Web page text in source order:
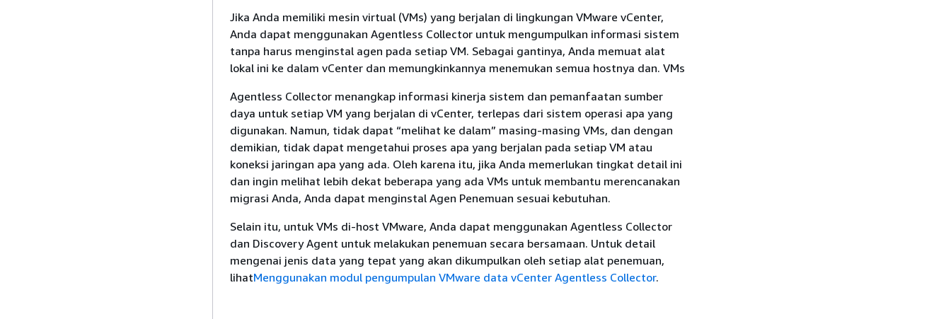
Jika Anda memiliki mesin virtual (VMs) yang berjalan di lingkungan VMware vCenter,
Anda dapat menggunakan Agentless Collector untuk mengumpulkan informasi sistem
tanpa harus menginstal agen pada setiap VM. Sebagai gantinya, Anda memuat alat
lokal ini ke dalam vCenter dan memungkinkannya menemukan semua hostnya dan. VMs
Agentless Collector menangkap informasi kinerja sistem dan pemanfaatan sumber
daya untuk setiap VM yang berjalan di vCenter, terlepas dari sistem operasi apa yang
digunakan. Namun, tidak dapat “melihat ke dalam” masing-masing VMs, dan dengan
demikian, tidak dapat mengetahui proses apa yang berjalan pada setiap VM atau
koneksi jaringan apa yang ada. Oleh karena itu, jika Anda memerlukan tingkat detail ini
dan ingin melihat lebih dekat beberapa yang ada VMs untuk membantu merencanakan
migrasi Anda, Anda dapat menginstal Agen Penemuan sesuai kebutuhan.
Selain itu, untuk VMs di-host VMware, Anda dapat menggunakan Agentless Collector
dan Discovery Agent untuk melakukan penemuan secara bersamaan. Untuk detail
mengenai jenis data yang tepat yang akan dikumpulkan oleh setiap alat penemuan,
lihatMenggunakan modul pengumpulan VMware data vCenter Agentless Collector.